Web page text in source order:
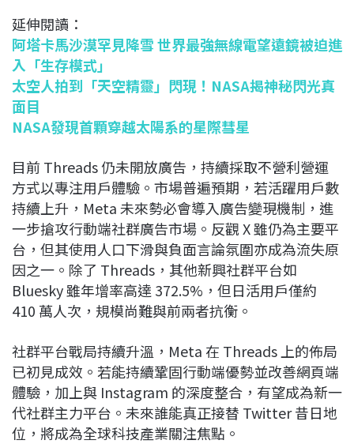
延伸閱讀：
阿塔卡馬沙漠罕見降雪 世界最強無線電望遠鏡被迫進
入「生存模式」
太空人拍到「天空精靈」閃現！NASA揭神秘閃光真
面目
NASA發現首顆穿越太陽系的星際彗星
目前 Threads 仍未開放廣告，持續採取不營利營運
方式以專注用戶體驗。市場普遍預期，若活躍用戶數
持續上升，Meta 未來勢必會導入廣告變現機制，進
一步搶攻行動端社群廣告市場。反觀 X 雖仍為主要平
台，但其使用人口下滑與負面言論氛圍亦成為流失原
因之一。除了 Threads，其他新興社群平台如
Bluesky 雖年增率高達 372.5%，但日活用戶僅約
410 萬人次，規模尚難與前兩者抗衡。
社群平台戰局持續升溫，Meta 在 Threads 上的佈局
已初見成效。若能持續鞏固行動端優勢並改善網頁端
體驗，加上與 Instagram 的深度整合，有望成為新一
代社群主力平台。未來誰能真正接替 Twitter 昔日地
位，將成為全球科技產業關注焦點。